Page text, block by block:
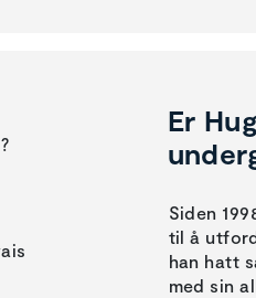
Er
Siden
til å
han hatt
med sin